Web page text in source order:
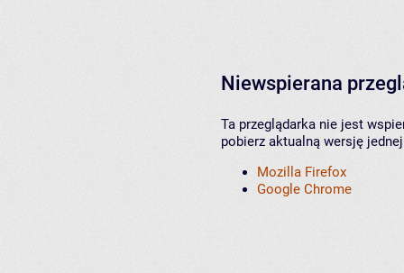
Niewspierana
Ta przeglądarka nie jest
pobierz aktualną wersję
Mozilla Firefox
Google Chrome